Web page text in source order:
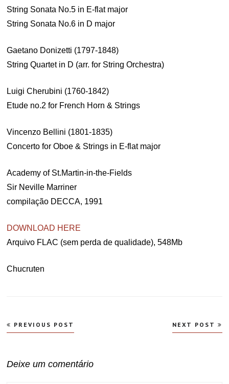
String Sonata No.5 in E-flat major
String Sonata No.6 in D major
Gaetano Donizetti (1797-1848)
String Quartet in D (arr. for String Orchestra)
Luigi Cherubini (1760-1842)
Etude no.2 for French Horn & Strings
Vincenzo Bellini (1801-1835)
Concerto for Oboe & Strings in E-flat major
Academy of St.Martin-in-the-Fields
Sir Neville Marriner
compilação DECCA, 1991
DOWNLOAD HERE
Arquivo FLAC (sem perda de qualidade), 548Mb
Chucruten
Navegação
de
PREVIOUS POST NEXT POST
Deixe um comentário